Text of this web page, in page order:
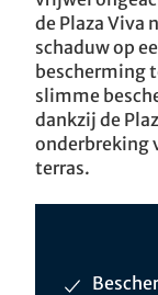
de Plaza Viva
schaduw op
bescherming
slimme
dankzij de
onderbreking
terras.